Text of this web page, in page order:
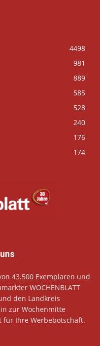
4498
981
889
585
528
240
176
174
43.500 Exemplaren und
WOCHENBLATT
den Landkreis
zur Wochenmitte
für Ihre Werbebotschaft.